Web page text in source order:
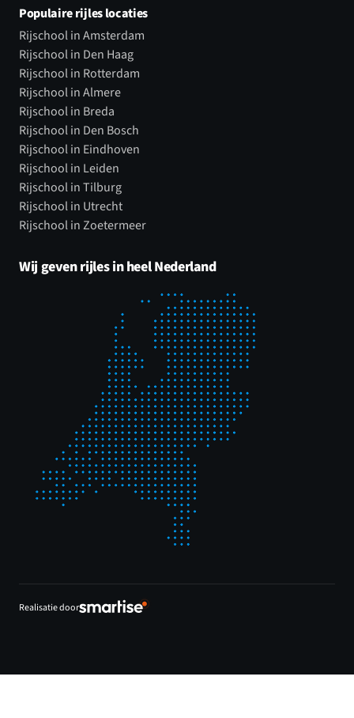
Populaire rijles locaties
Rijschool in Amsterdam
Rijschool in Den Haag
Rijschool in Rotterdam
Rijschool in Almere
Rijschool in Breda
Rijschool in Den Bosch
Rijschool in Eindhoven
Rijschool in Leiden
Rijschool in Tilburg
Rijschool in Utrecht
Rijschool in Zoetermeer
Wij geven rijles in heel Nederland
Realisatie door